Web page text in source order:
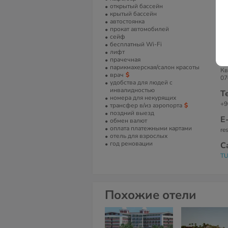
открытый бассейн
крытый бассейн
автостоянка
прокат автомобилей
сейф
бесплатный Wi-Fi
лифт
прачечная
парикмахерская/салон красоты
врач
удобства для людей с
инвалидностью
номера для некурящих
трансфер в/из аэропорта
поздний выезд
обмен валют
оплата платежными картами
отель для взрослых
год реновации
Похожие отели